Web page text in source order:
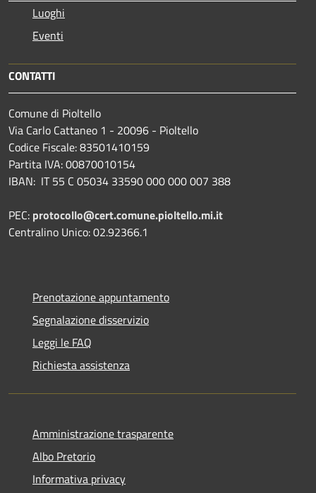
Luoghi
Eventi
CONTATTI
Comune di Pioltello
Via Carlo Cattaneo 1 - 20096 - Pioltello
Codice Fiscale: 83501410159
Partita IVA: 00870010154
IBAN: IT 55 C 05034 33590 000 000 007 388
PEC: protocollo@cert.comune.pioltello.mi.it
Centralino Unico: 02.92366.1
Prenotazione appuntamento
Segnalazione disservizio
Leggi le FAQ
Richiesta assistenza
Amministrazione trasparente
Albo Pretorio
Informativa privacy